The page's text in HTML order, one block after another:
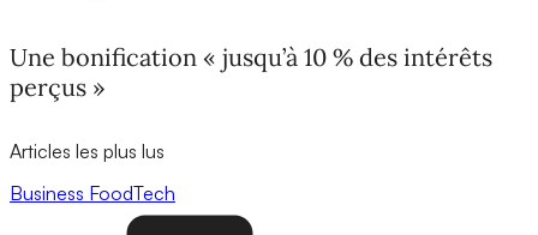
Une bonification « jusqu’à 10 % des intérêts
perçus »
Articles les plus lus
Business FoodTech